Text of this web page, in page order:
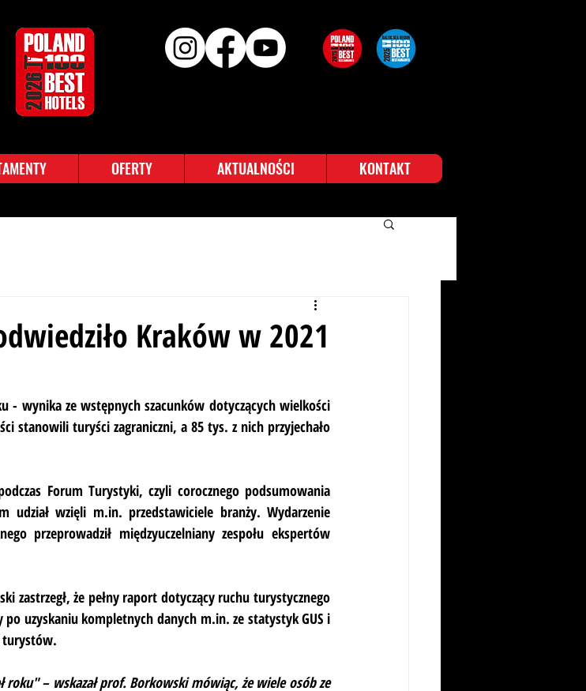
OFERTY AKTUALNOŚCI KONTAKT
Kraków w 2021
- wynika ze wstępnych szacunków dotyczących wielkości
stanowili turyści zagraniczni, a 85 tys. z nich przyjechało
Forum Turystyki, czyli corocznego podsumowania
wzięli m.in. przedstawiciele branży. Wydarzenie
przeprowadził międzyuczelniany zespołu ekspertów
zastrzegł, że pełny raport dotyczący ruchu turystycznego
uzyskaniu kompletnych danych m.in. ze statystyk GUS i
turystów.
– wskazał prof. Borkowski mówiąc, że wiele osób ze